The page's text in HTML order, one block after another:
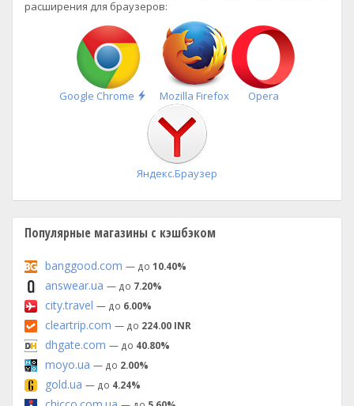
расширения для браузеров:
Google Chrome
Быстрая
установка
Mozilla Firefox Opera
Яндекс.Браузер
Популярные магазины с кэшбэком
banggood.com — до 10.40%
answear.ua — до 7.20%
city.travel — до 6.00%
cleartrip.com — до 224.00 INR
dhgate.com — до 40.80%
moyo.ua — до 2.00%
gold.ua — до 4.24%